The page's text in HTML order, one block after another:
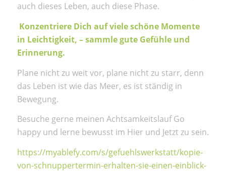
auch dieses Leben, auch diese Phase.
Konzentriere Dich auf viele schöne Momente
in Leichtigkeit, – sammle gute Gefühle und
Erinnerung.
Plane nicht zu weit vor, plane nicht zu starr, denn
das Leben ist wie das Meer, es ist ständig in
Bewegung.
Besuche gerne meinen Achtsamkeitslauf Go
happy und lerne bewusst im Hier und Jetzt zu sein.
https://myablefy.com/s/gefuehlswerkstatt/kopie-
von-schnuppertermin-erhalten-sie-einen-einblick-